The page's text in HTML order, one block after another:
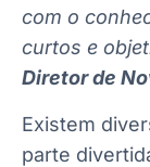
com o
curtos e
Diretor de
Existem
parte